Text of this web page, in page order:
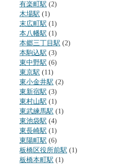
有楽町駅 (2)
木場駅 (1)
末広町駅 (1)
本八幡駅 (1)
本郷三丁目駅 (2)
本駒込駅 (3)
東中野駅 (6)
東京駅 (11)
東小金井駅 (2)
東新宿駅 (3)
東村山駅 (1)
東武練馬駅 (1)
東池袋駅 (4)
東長崎駅 (1)
東陽町駅 (6)
板橋区役所前駅 (1)
板橋本町駅 (1)